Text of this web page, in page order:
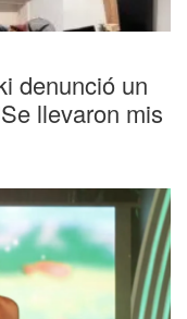
denunció un
llevaron mis